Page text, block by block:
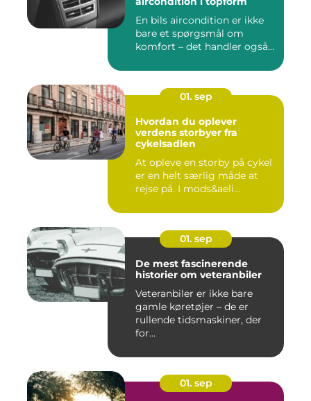
En bils aircondition er ikke
bare et spørgsmål om
komfort – det handler også...
01. sep
Hvordan du oplever
verdens storbyer fra
cykelsadlen
At opleve en storby på cykel
er en helt særlig måde at
rejse på. I mods&aeli...
01. sep
De mest fascinerende
historier om veteranbiler
Veteranbiler er ikke bare
gamle køretøjer – de er
rullende tidsmaskiner, der
for...
01. sep